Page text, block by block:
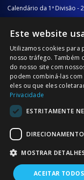
Calendário da 1ª Divisão -
Calendário da 2ª Divisão -
Calendário da Época
NOTÍCIAS/
Notícias
Comunicados
© 2026
Este website
Utilizamos cookies para
nosso tráfego. Também
do nosso site com
podem combiná-las
eles ou que eles
Privacidade
ESTRITAMENTE
DIRECIONAMENTO
MOSTRAR
ACEITAR TODOS